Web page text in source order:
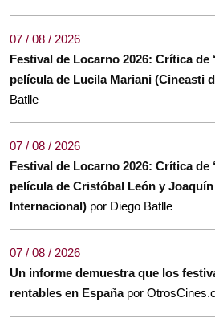
07 / 08 / 2026
Festival de Locarno 2026: Crítica de
película de Lucila Mariani (Cineasti
Batlle
07 / 08 / 2026
Festival de Locarno 2026: Crítica de
película de Cristóbal León y
Internacional) por Diego Batlle
07 / 08 / 2026
Un informe demuestra que los
rentables en España por